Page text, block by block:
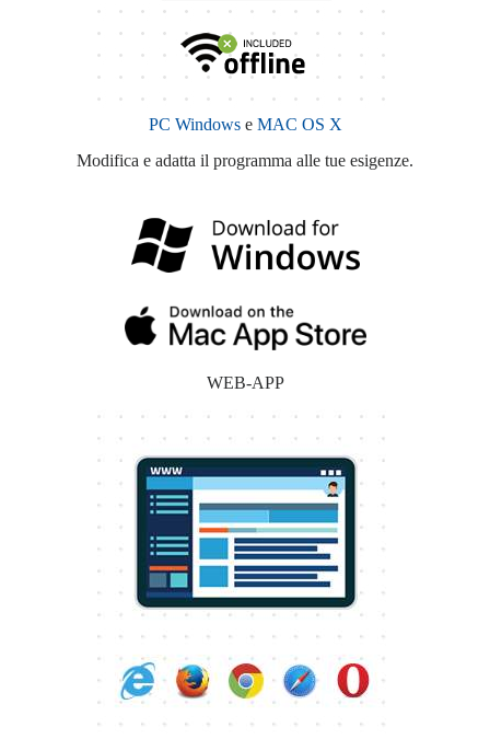
PC Windowse MAC OS X
Modifica e adatta il programma alle tue esigenze.
WEB-APP